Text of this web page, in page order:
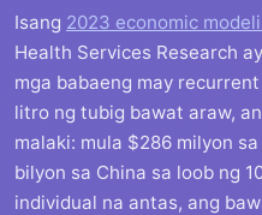
Isang 2023 economic
Health Services Research
mga babaeng may
litro ng tubig bawat araw,
malaki: mula $286 milyon
bilyon sa China sa loob ng
individual na antas, ang